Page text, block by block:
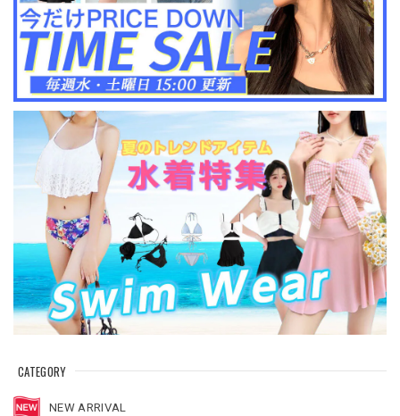
CATEGORY
NEW ARRIVAL